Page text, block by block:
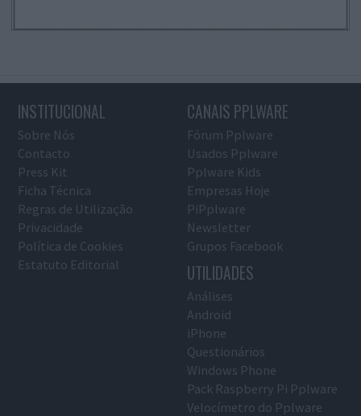
INSTITUCIONAL
Sobre Nós
Contacto
Press Kit
Ficha Técnica
Regras de Utilização
Privacidade
Política de Cookies
Estatuto Editorial
CANAIS PPLWARE
Fórum Pplware
Usados Pplware
Pplware Kids
Empresas Hoje
PiPplware
Newsletter
Grupos Facebook
UTILIDADES
Análises
Android
iPhone
Questionários
Windows Phone
Pack Raspberry Pi Pplware
Velocímetro do Pplware